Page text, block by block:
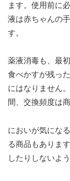
ます。使用前に
液は赤ちゃんの
す。
薬液消毒も、最
食べかすが残っ
にはなりません
間、交換頻度は
においが気にな
る商品もありま
したりしないよ